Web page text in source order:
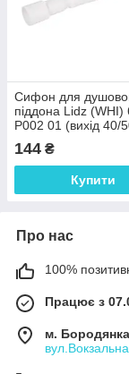
Сифон для
піддона Lidz (WHI)
P002 01 (вихід 40/
144 ₴
Купити
Про нас
100%
Працює з
м. Бородянка